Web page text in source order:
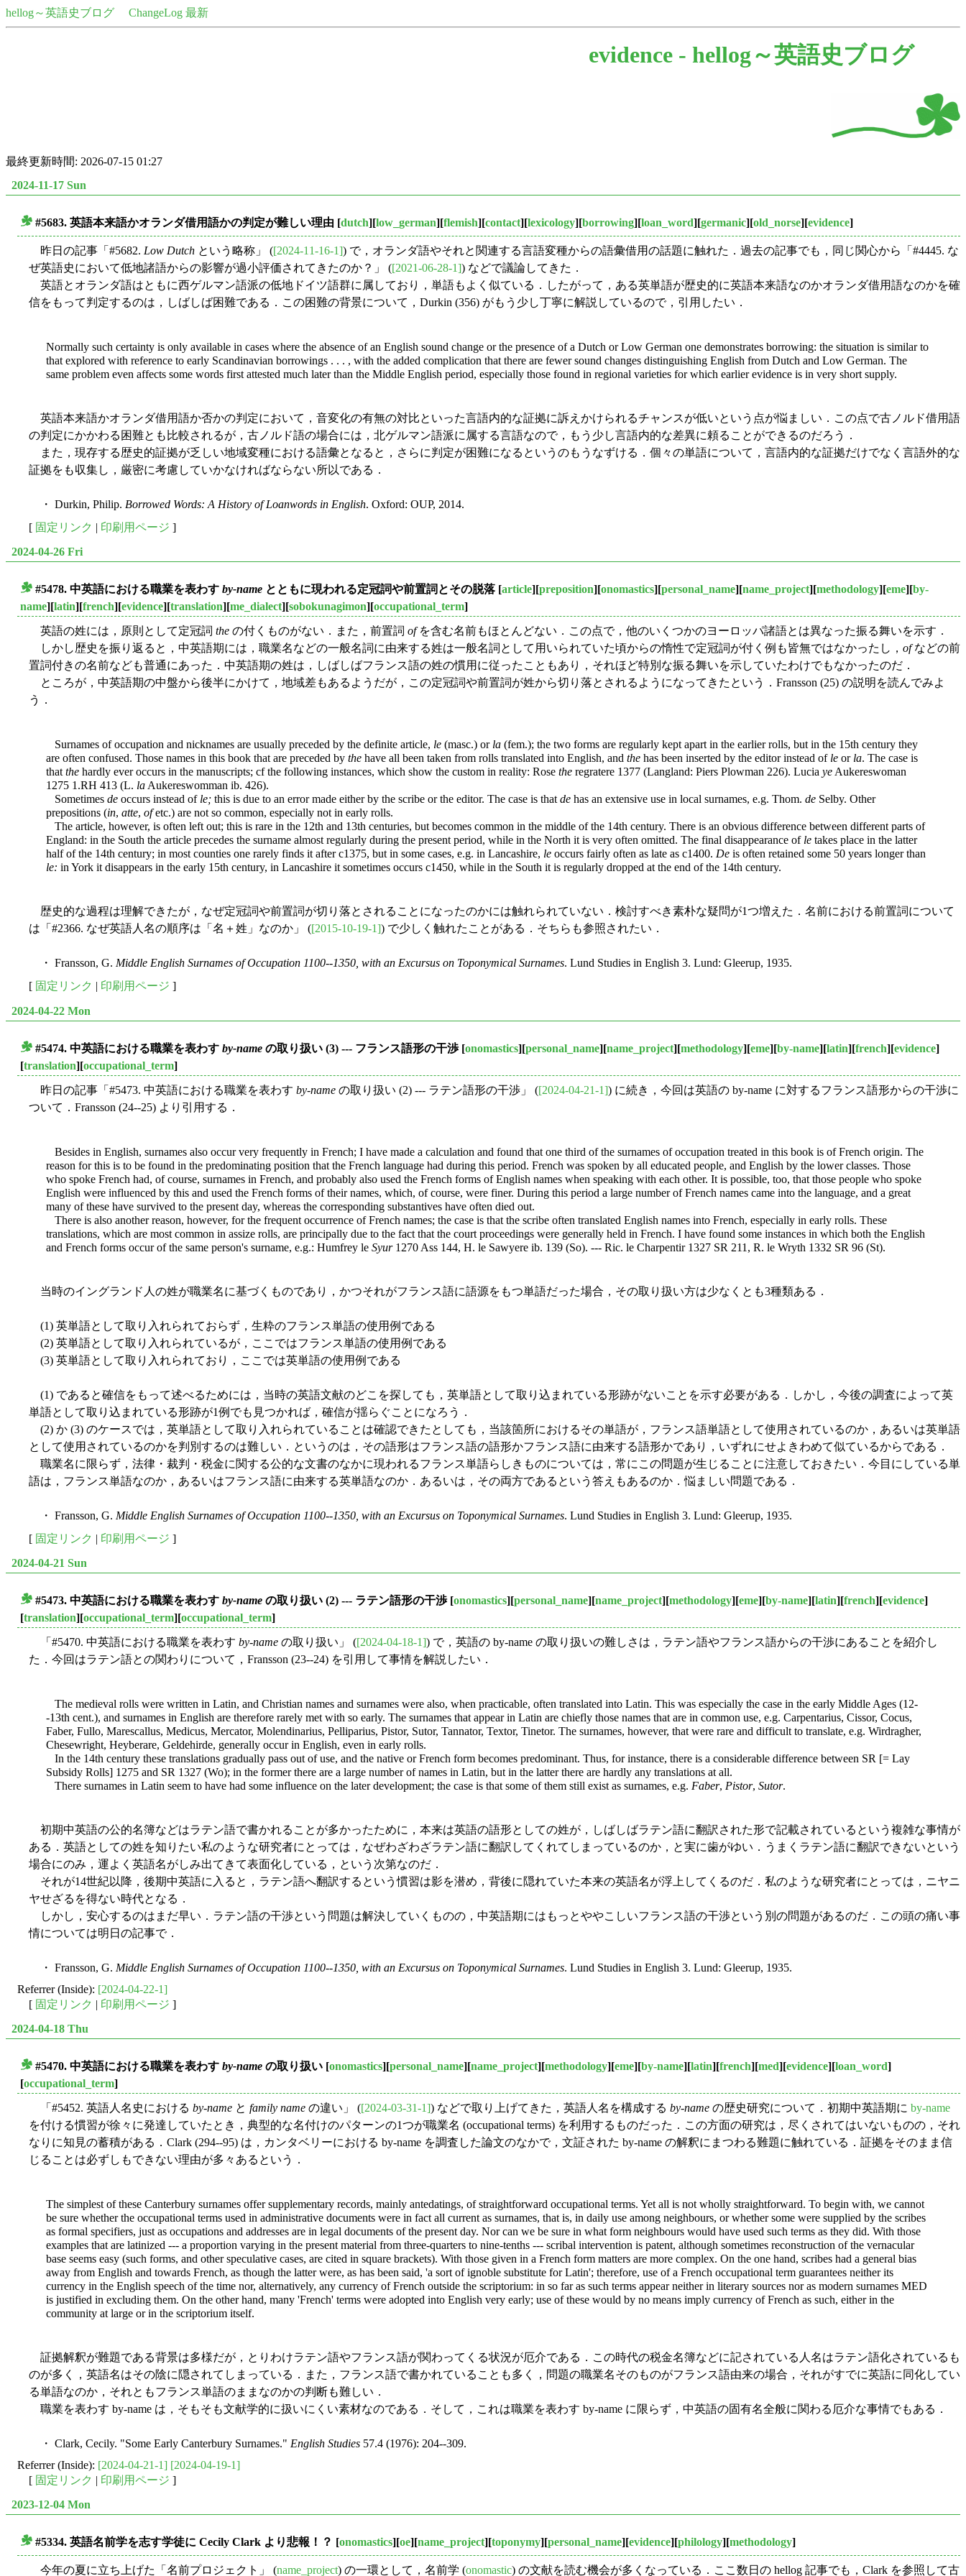
hellog～英語史ブログ ChangeLog 最新
evidence - hellog～英語史ブログ
最終更新時間: 2026-07-15 01:27
2024-11-17 Sun
#5683. 英語本来語かオランダ借用語かの判定が難しい理由 [dutch][low_german][flemish][contact][lexicology][borrowing][loan_word][germanic][old_norse][evidence]
昨日の記事「#5682. Low Dutch という略称」 ([2024-11-16-1]) で，オランダ語やそれと関連する言語変種からの語彙借用の話題に触れた．過去の記事でも，同じ関心から「#4445. な
ぜ英語史において低地諸語からの影響が過小評価されてきたのか？」 ([2021-06-28-1]) などで議論してきた．
英語とオランダ語はともに西ゲルマン語派の低地ドイツ語群に属しており，単語もよく似ている．したがって，ある英単語が歴史的に英語本来語なのかオランダ借用語なのかを確
信をもって判定するのは，しばしば困難である．この困難の背景について，Durkin (356) がもう少し丁寧に解説しているので，引用したい．
Normally such certainty is only available in cases where the absence of an English sound change or the presence of a Dutch or Low German one demonstrates borrowing: the situation is similar to
that explored with reference to early Scandinavian borrowings . . . , with the added complication that there are fewer sound changes distinguishing English from Dutch and Low German. The
same problem even affects some words first attested much later than the Middle English period, especially those found in regional varieties for which earlier evidence is in very short supply.
英語本来語かオランダ借用語か否かの判定において，音変化の有無の対比といった言語内的な証拠に訴えかけられるチャンスが低いという点が悩ましい．この点で古ノルド借用語
の判定にかかわる困難とも比較されるが，古ノルド語の場合には，北ゲルマン語派に属する言語なので，もう少し言語内的な差異に頼ることができるのだろう．
また，現存する歴史的証拠が乏しい地域変種における語彙となると，さらに判定が困難になるというのもうなずける．個々の単語について，言語内的な証拠だけでなく言語外的な
証拠をも収集し，厳密に考慮していかなければならない所以である．
・ Durkin, Philip. Borrowed Words: A History of Loanwords in English. Oxford: OUP, 2014.
[ 固定リンク | 印刷用ページ ]
2024-04-26 Fri
#5478. 中英語における職業を表わす by-name とともに現われる定冠詞や前置詞とその脱落 [article][preposition][onomastics][personal_name][name_project][methodology][eme][by-
name][latin][french][evidence][translation][me_dialect][sobokunagimon][occupational_term]
英語の姓には，原則として定冠詞 the の付くものがない．また，前置詞 ofを含む名前もほとんどない．この点で，他のいくつかのヨーロッパ諸語とは異なった振る舞いを示す．
しかし歴史を振り返ると，中英語期には，職業名などの一般名詞に由来する姓は一般名詞として用いられていた頃からの惰性で定冠詞が付く例も皆無ではなかったし， ofなどの前
置詞付きの名前なども普通にあった．中英語期の姓は，しばしばフランス語の姓の慣用に従ったこともあり，それほど特別な振る舞いを示していたわけでもなかったのだ．
ところが，中英語期の中盤から後半にかけて，地域差もあるようだが，この定冠詞や前置詞が姓から切り落とされるようになってきたという．Fransson (25) の説明を読んでみよ
う．
Surnames of occupation and nicknames are usually preceded by the definite article, le (masc.) or la (fem.); the two forms are regularly kept apart in the earlier rolls, but in the 15th century they
are often confused. Those names in this book that are preceded by the have all been taken from rolls translated into English, and the has been inserted by the editor instead of le or la. The case is
thatthe hardly ever occurs in the manuscripts; cf the following instances, which show the custom in reality: Rose the regratere 1377 (Langland: Piers Plowman 226). Lucia yeAukereswoman
1275 1.RH 413 (L. laAukereswomman ib. 426).
Sometimes de occurs instead of le; this is due to an error made either by the scribe or the editor. The case is thatde has an extensive use in local surnames, e.g. Thom. de Selby. Other
prepositions (in, atte, ofetc.) are not so common, especially not in early rolls.
The article, however, is often left out; this is rare in the 12th and 13th centuries, but becomes common in the middle of the 14th century. There is an obvious difference between different parts of
England: in the South the article precedes the surname almost regularly during the present period, while in the North it is very often omitted. The final disappearance of le takes place in the latter
half of the 14th century; in most counties one rarely finds it after c1375, but in some cases, e.g. in Lancashire, le occurs fairly often as late as c1400. De is often retained some 50 years longer than
le: in York it disappears in the early 15th century, in Lancashire it sometimes occurs c1450, while in the South it is regularly dropped at the end of the 14th century.
歴史的な過程は理解できたが，なぜ定冠詞や前置詞が切り落とされることになったのかには触れられていない．検討すべき素朴な疑問が1つ増えた．名前における前置詞について
は「#2366. なぜ英語人名の順序は「名＋姓」なのか」 ([2015-10-19-1]) で少しく触れたことがある．そちらも参照されたい．
・ Fransson, G. Middle English Surnames of Occupation 1100--1350, with an Excursus on Toponymical Surnames. Lund Studies in English 3. Lund: Gleerup, 1935.
[ 固定リンク | 印刷用ページ ]
2024-04-22 Mon
#5474. 中英語における職業を表わす by-name の取り扱い (3) --- フランス語形の干渉[onomastics][personal_name][name_project][methodology][eme][by-name][latin][french][evidence]
[translation][occupational_term]
昨日の記事「#5473. 中英語における職業を表わす by-name の取り扱い (2) --- ラテン語形の干渉」 ([2024-04-21-1]) に続き，今回は英語の by-name に対するフランス語形からの干渉に
ついて．Fransson (24--25) より引用する．
Besides in English, surnames also occur very frequently in French; I have made a calculation and found that one third of the surnames of occupation treated in this book is of French origin. The
reason for this is to be found in the predominating position that the French language had during this period. French was spoken by all educated people, and English by the lower classes. Those
who spoke French had, of course, surnames in French, and probably also used the French forms of English names when speaking with each other. It is possible, too, that those people who spoke
English were influenced by this and used the French forms of their names, which, of course, were finer. During this period a large number of French names came into the language, and a great
many of these have survived to the present day, whereas the corresponding substantives have often died out.
There is also another reason, however, for the frequent occurrence of French names; the case is that the scribe often translated English names into French, especially in early rolls. These
translations, which are most common in assize rolls, are principally due to the fact that the court proceedings were generally held in French. I have found some instances in which both the English
and French forms occur of the same person's surname, e.g.: Humfrey le Syur1270 Ass 144, H. le Sawyere ib. 139 (So). --- Ric. le Charpentir 1327 SR 211, R. le Wryth 1332 SR 96 (St).
当時のイングランド人の姓が職業名に基づくものであり，かつそれがフランス語に語源をもつ単語だった場合，その取り扱い方は少なくとも3種類ある．
(1) 英単語として取り入れられておらず，生粋のフランス単語の使用例である
(2) 英単語として取り入れられているが，ここではフランス単語の使用例である
(3) 英単語として取り入れられており，ここでは英単語の使用例である
(1) であると確信をもって述べるためには，当時の英語文献のどこを探しても，英単語として取り込まれている形跡がないことを示す必要がある．しかし，今後の調査によって英
単語として取り込まれている形跡が1例でも見つかれば，確信が揺らぐことになろう．
(2) か (3) のケースでは，英単語として取り入れられていることは確認できたとしても，当該箇所におけるその単語が，フランス語単語として使用されているのか，あるいは英単語
として使用されているのかを判別するのは難しい．というのは，その語形はフランス語の語形かフランス語に由来する語形かであり，いずれにせよきわめて似ているからである．
職業名に限らず，法律・裁判・税金に関する公的な文書のなかに現われるフランス単語らしきものについては，常にこの問題が生じることに注意しておきたい．今目にしている単
語は，フランス単語なのか，あるいはフランス語に由来する英単語なのか．あるいは，その両方であるという答えもあるのか．悩ましい問題である．
・ Fransson, G. Middle English Surnames of Occupation 1100--1350, with an Excursus on Toponymical Surnames. Lund Studies in English 3. Lund: Gleerup, 1935.
[ 固定リンク | 印刷用ページ ]
2024-04-21 Sun
#5473. 中英語における職業を表わす by-name の取り扱い (2) --- ラテン語形の干渉[onomastics][personal_name][name_project][methodology][eme][by-name][latin][french][evidence]
[translation][occupational_term][occupational_term]
「#5470. 中英語における職業を表わす by-name の取り扱い」 ([2024-04-18-1]) で，英語の by-name の取り扱いの難しさは，ラテン語やフランス語からの干渉にあることを紹介し
た．今回はラテン語との関わりについて，Fransson (23--24) を引用して事情を解説したい．
The medieval rolls were written in Latin, and Christian names and surnames were also, when practicable, often translated into Latin. This was especially the case in the early Middle Ages (12-
-13th cent.), and surnames in English are therefore rarely met with so early. The surnames that appear in Latin are chiefly those names that are in common use, e.g. Carpentarius, Cissor, Cocus,
Faber, Fullo, Marescallus, Medicus, Mercator, Molendinarius, Pelliparius, Pistor, Sutor, Tannator, Textor, Tinetor. The surnames, however, that were rare and difficult to translate, e.g. Wirdragher,
Chesewright, Heyberare, Geldehirde, generally occur in English, even in early rolls.
In the 14th century these translations gradually pass out of use, and the native or French form becomes predominant. Thus, for instance, there is a considerable difference between SR [= Lay
Subsidy Rolls] 1275 and SR 1327 (Wo); in the former there are a large number of names in Latin, but in the latter there are hardly any translations at all.
There surnames in Latin seem to have had some influence on the later development; the case is that some of them still exist as surnames, e.g. Faber, Pistor, Sutor.
初期中英語の公的名簿などはラテン語で書かれることが多かったために，本来は英語の語形としての姓が，しばしばラテン語に翻訳された形で記載されているという複雑な事情が
ある．英語としての姓を知りたい私のような研究者にとっては，なぜわざわざラテン語に翻訳してくれてしまっているのか，と実に歯がゆい．うまくラテン語に翻訳できないという
場合にのみ，運よく英語名がしみ出てきて表面化している，という次第なのだ．
それが14世紀以降，後期中英語に入ると，ラテン語へ翻訳するという慣習は影を潜め，背後に隠れていた本来の英語名が浮上してくるのだ．私のような研究者にとっては，ニヤニ
ヤせざるを得ない時代となる．
しかし，安心するのはまだ早い．ラテン語の干渉という問題は解決していくものの，中英語期にはもっとややこしいフランス語の干渉という別の問題があるのだ．この頭の痛い事
情については明日の記事で．
・ Fransson, G. Middle English Surnames of Occupation 1100--1350, with an Excursus on Toponymical Surnames. Lund Studies in English 3. Lund: Gleerup, 1935.
Referrer (Inside): [2024-04-22-1]
[ 固定リンク | 印刷用ページ ]
2024-04-18 Thu
#5470. 中英語における職業を表わす by-name の取り扱い [onomastics][personal_name][name_project][methodology][eme][by-name][latin][french][med][evidence][loan_word]
[occupational_term]
「#5452. 英語人名史における by-name と family name の違い」 ([2024-03-31-1]) などで取り上げてきた，英語人名を構成する by-name の歴史研究について．初期中英語期に by-name
を付ける慣習が徐々に発達していたとき，典型的な名付けのパターンの1つが職業名 (occupational terms) を利用するものだった．この方面の研究は，尽くされてはいないものの，それ
なりに知見の蓄積がある．Clark (294--95) は，カンタベリーにおける by-name を調査した論文のなかで，文証された by-name の解釈にまつわる難題に触れている．証拠をそのまま信
じることは必ずしもできない理由が多々あるという．
The simplest of these Canterbury surnames offer supplementary records, mainly antedatings, of straightforward occupational terms. Yet all is not wholly straightforward. To begin with, we cannot
be sure whether the occupational terms used in administrative documents were in fact all current as surnames, that is, in daily use among neighbours, or whether some were supplied by the scribes
as formal specifiers, just as occupations and addresses are in legal documents of the present day. Nor can we be sure in what form neighbours would have used such terms as they did. With those
examples that are latinized --- a proportion varying in the present material from three-quarters to nine-tenths --- scribal intervention is patent, although sometimes reconstruction of the vernacular
base seems easy (such forms, and other speculative cases, are cited in square brackets). With those given in a French form matters are more complex. On the one hand, scribes had a general bias
away from English and towards French, as though the latter were, as has been said, 'a sort of ignoble substitute for Latin'; therefore, use of a French occupational term guarantees neither its
currency in the English speech of the time nor, alternatively, any currency of French outside the scriptorium: in so far as such terms appear neither in literary sources nor as modern surnames MED
is justified in excluding them. On the other hand, many 'French' terms were adopted into English very early; use of these would by no means imply currency of French as such, either in the
community at large or in the scriptorium itself.
証拠解釈が難題である背景は多様だが，とりわけラテン語やフランス語が関わってくる状況が厄介である．この時代の税金名簿などに記されている人名はラテン語化されているも
のが多く，英語名はその陰に隠されてしまっている．また，フランス語で書かれていることも多く，問題の職業名そのものがフランス語由来の場合，それがすでに英語に同化してい
る単語なのか，それともフランス単語のままなのかの判断も難しい．
職業を表わす by-name は，そもそも文献学的に扱いにくい素材なのである．そして，これは職業を表わす by-name に限らず，中英語の固有名全般に関わる厄介な事情でもある．
・ Clark, Cecily. "Some Early Canterbury Surnames." English Studies 57.4 (1976): 204--309.
Referrer (Inside): [2024-04-21-1] [2024-04-19-1]
[ 固定リンク | 印刷用ページ ]
2023-12-04 Mon
#5334. 英語名前学を志す学徒に Cecily Clark より悲報！？ [onomastics][oe][name_project][toponymy][personal_name][evidence][philology][methodology]
今年の夏に立ち上げた「名前プロジェクト」 (name_project) の一環として，名前学 (onomastic) の文献を読む機会が多くなっている．ここ数日の hellog 記事でも，Clark を参照して古